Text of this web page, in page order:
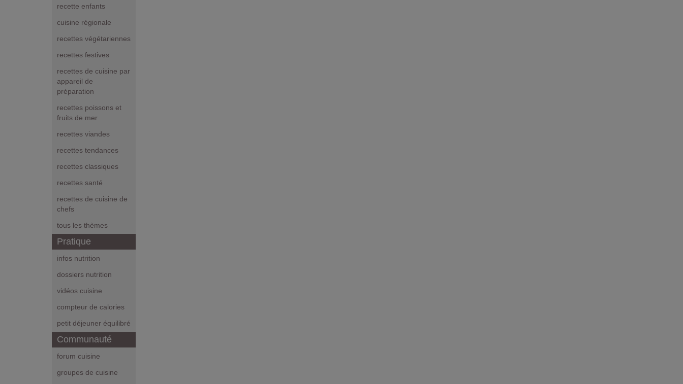
recette enfants
cuisine régionale
recettes végétariennes
recettes festives
recettes de cuisine par
appareil de
préparation
recettes poissons et
fruits de mer
recettes viandes
recettes tendances
recettes classiques
recettes santé
recettes de cuisine de
chefs
tous les thèmes
Pratique
infos nutrition
dossiers nutrition
vidéos cuisine
compteur de calories
petit déjeuner équilibré
Communauté
forum cuisine
groupes de cuisine